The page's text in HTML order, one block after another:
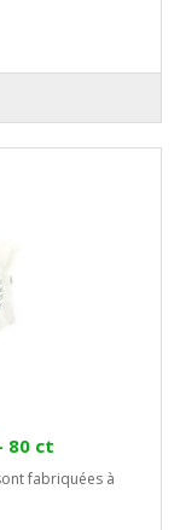
80 ct
fabriquées à